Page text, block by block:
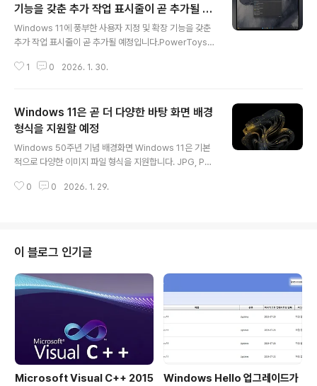
기능을 갖춘 추가 작업 표시줄이 곧 추가될 예
정입니다.
Windows 11에 풍부한 사용자 지정 및 확장 기능을 갖춘
추가 작업 표시줄이 곧 추가될 예정입니다.PowerToys는
공하고 있으며, Microsoft는 이제 다양한 확장 기능과 기
크는 자세한 설명과 컨셉 이미지와 함께 PowerToys의
GitHub 저장소에 게시되었습니다. Microsoft는 이 도크
를 화면의 어느 쪽으로든 이동할 수 있도록 하고(기본 작업
표시줄은 여전히 ​​이동할 수 없다는 점에서 다소 아이러니
합니다), 자주 사용하는 확장 기능을 고정하여 빠르게 접근
할 수 있도록 할 계획입니다. 이를 통해 명령 팔레트를 열..
1 0 2026. 1. 30.
Windows 11은 곧 더 다양한 바탕 화면 배경
형식을 지원할 예정
Windows 50주년 기념 배경화면 Windows 11은 기본
적으로 다양한 이미지 파일 형식을 지원합니다. JPG, PN
원 안 됨), BMP, TIFF, HEIC (필요한 코덱 설치 시) 등을
는 별다른 공지 없이 새로운 파일 형식을 추가했습니다. 빌
드 26220.7653 이상을 사용 중인 경우 WEBP 형식을
배경 화면으로 사용할 수 있습니다:설정 > 개인 설정 > 바
탕 화면 배경에서 .webp 이미지를 배경 화면으로 설정할
수 있습니다.WEBP는 JPG와 같..
0 0 2026. 1. 29.
이 블로그 인기글
Microsoft Visual C++ 2015
Windows Hello 업그레이드가